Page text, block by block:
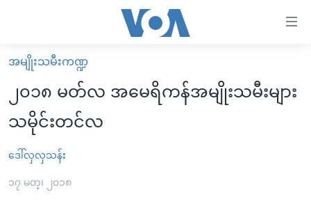
လွယ်ကူ
စေ
သည့်
များ
ပင်မ
မူလစာမျက်နှာ
မြန်မာ
ကမ္ဘာ့သတင်းများ
နိုင်ငံတကာ
ဗွီဒီယို
အမျိုးသမီးကဏ္ဍ
၂၀၁၈ မတ်လ အမေရိကန်အမျိုးသမီးများ
သမိုင်းတင်လ
ဒေါ်လှလှသန်း
၁၇ မတ္၊ ၂၀၁၈